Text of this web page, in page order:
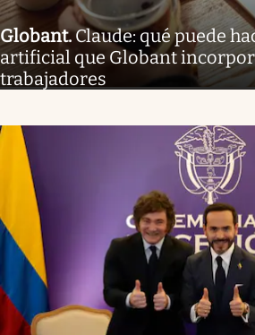
Globant.Claude: qué puede
artificial que Globant
trabajadores